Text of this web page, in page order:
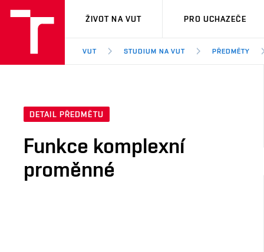
VUT
ŽIVOT NA VUT PRO UCHAZEČE
VUT STUDIUM NA VUT PŘEDMĚTY
DETAIL PŘEDMĚTU
Funkce komplexní
proměnné